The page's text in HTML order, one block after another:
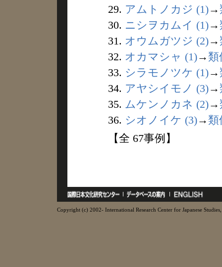
29. アムトノカジ (1)→
30. ニシヲカムイ (1)→
31. オウムガツジ (2)→
32. オカマシャ (1)→ 類
33. シラモノツケ (1)→
34. アヤシイモノ (3)→
35. ムケンノカネ (2)→
36. シオノイケ (3)→ 類
【全 67事例】
Copyright (c) 2002- International Research Center for Japanese